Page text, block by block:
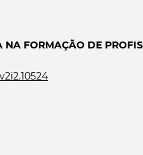
FORMAÇÃO DE